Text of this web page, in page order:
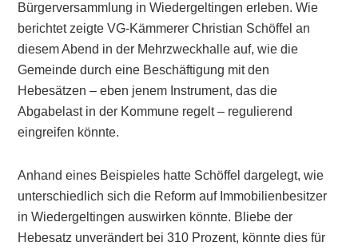
Bürgerversammlung in Wiedergeltingen erleben. Wie
berichtet zeigte VG-Kämmerer Christian Schöffel an
diesem Abend in der Mehrzweckhalle auf, wie die
Gemeinde durch eine Beschäftigung mit den
Hebesätzen – eben jenem Instrument, das die
Abgabelast in der Kommune regelt – regulierend
eingreifen könnte.
Anhand eines Beispieles hatte Schöffel dargelegt, wie
unterschiedlich sich die Reform auf Immobilienbesitzer
in Wiedergeltingen auswirken könnte. Bliebe der
Hebesatz unverändert bei 310 Prozent, könnte dies für